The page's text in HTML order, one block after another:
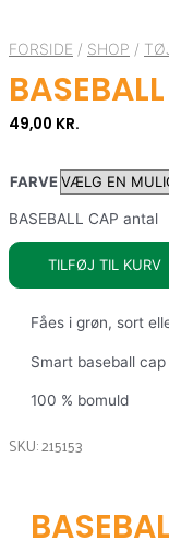
FORSIDE / SHOP /
49,00 KR.
FARVE
BASEBALL CAP antal
TILFØJ TIL KURV
Fåes i grøn, sort
Smart baseball cap
100 % bomuld
SKU: 215153